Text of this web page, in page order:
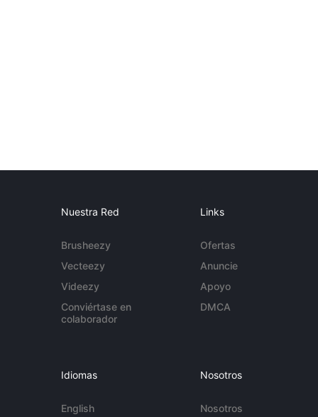
Nuestra Red
Brusheezy
Vecteezy
Videezy
Conviértase en
colaborador
Links
Ofertas
Anuncie
Apoyo
DMCA
Idiomas
English
Nosotros
Nosotros